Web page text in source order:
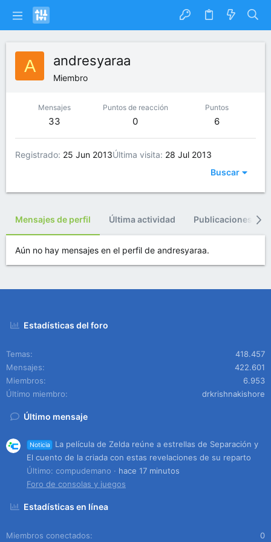
A andresyaraa
Miembro
Mensajes
33
Puntos de reacción
0
Puntos
6
Registrado 25 Jun 2013Última visita 28 Jul 2013
Buscar
Mensajes de perfil Última actividad Publicaciones
Aún no hay mensajes en el perfil de andresyaraa.
Estadísticas del foro
Temas
418.457
Mensajes
422.601
Miembros
6.953
Último miembro
drkrishnakishore
Último mensaje
Noticia
La película de Zelda reúne a estrellas de Separación y
El cuento de la criada con estas revelaciones de su reparto
Último: compudemano
hace 17 minutos
Foro de consolas y juegos
Estadísticas en línea
Miembros conectados 0